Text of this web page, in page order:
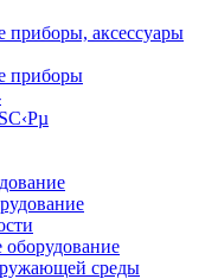
приборы, аксессуары
приборы
среды